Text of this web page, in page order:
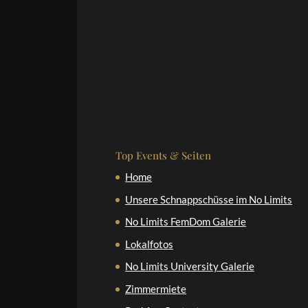
Top Events & Seiten
Home
Unsere Schnappschüsse im No Limits
No Limits FemDom Galerie
Lokalfotos
No Limits University Galerie
Zimmermiete